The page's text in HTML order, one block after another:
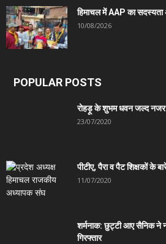
हिमाचल में AAP का
10/08/2026
POPULAR POSTS
रोहड़ू के शुभम धवन जल्द नजर
23/07/2020
पीटीए, पैरा व पैट शिक्षकों के
11/07/2020
शर्मनाक: छुट्टी आए सैनिक ने
गिरफ्तार